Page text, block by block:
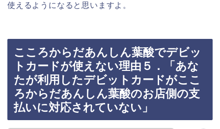
使えるようになると思いますよ。
こころからだあんしん葉酸でデビッ
トカードが使えない理由５．「あな
たが利用したデビットカードがここ
ろからだあんしん葉酸のお店側の支
払いに対応されていない」